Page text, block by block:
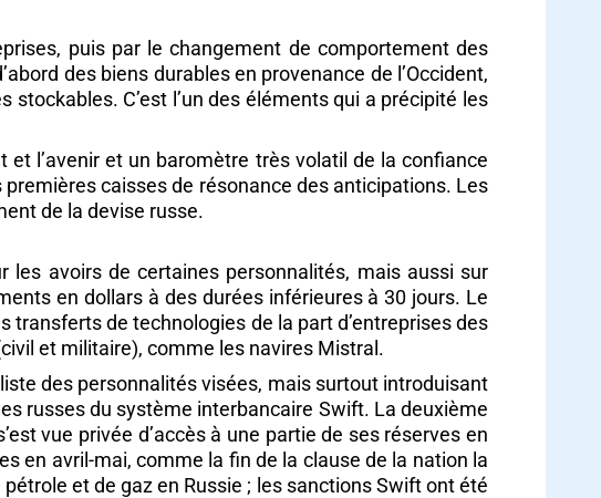
puis par le changement de comportement des
des biens durables en provenance de l’Occident,
C’est l’un des éléments qui a précipité les
l’avenir et un baromètre très volatil de la confiance
caisses de résonance des anticipations. Les
de la devise russe.
les avoirs de certaines personnalités, mais aussi sur
en dollars à des durées inférieures à 30 jours. Le
transferts de technologies de la part d’entreprises des
et militaire), comme les navires Mistral.
des personnalités visées, mais surtout introduisant
russes du système interbancaire Swift. La deuxième
vue privée d’accès à une partie de ses réserves en
en avril-mai, comme la fin de la clause de la nation la
et de gaz en Russie ; les sanctions Swift ont été